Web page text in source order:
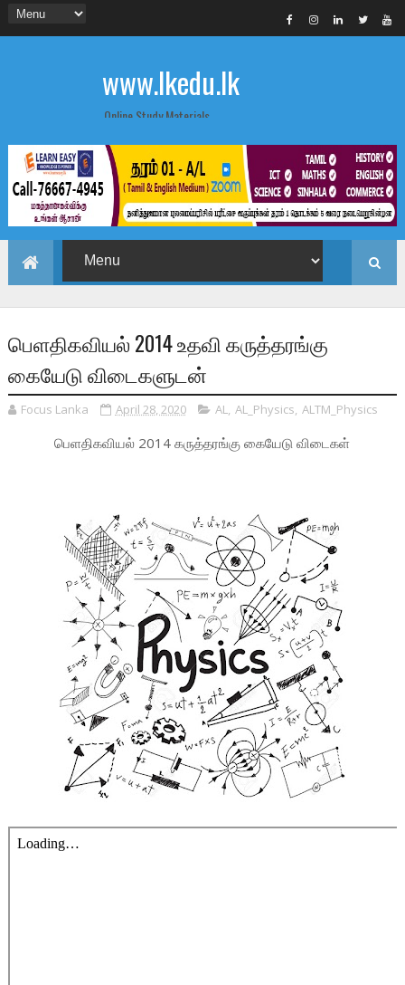
www.lkedu.lk
Online Study Materials
பெளதிகவியல் 2014 உதவி கருத்தரங்கு
கையேடு விடைகளுடன்
Focus Lanka April 28, 2020 AL, AL_Physics, ALTM_Physics
பெளதிகவியல் 2014 கருத்தரங்கு கையேடு விடைகள்